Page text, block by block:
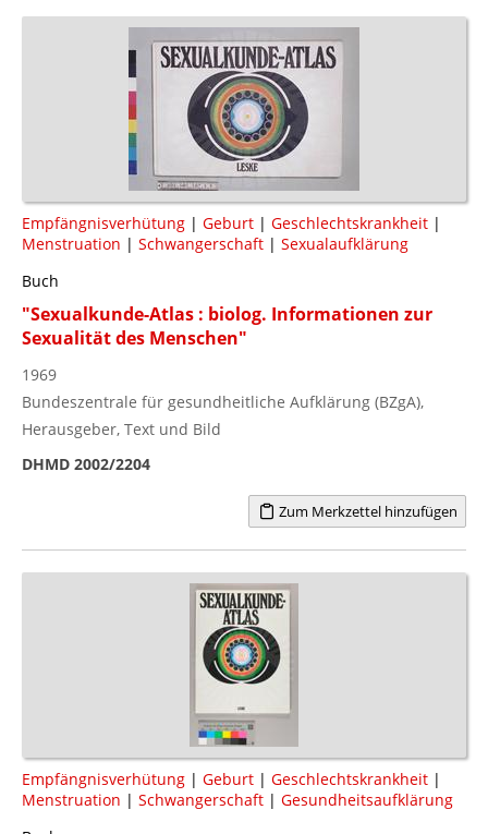
Empfängnisverhütung | Geburt | Geschlechtskrankheit |
Menstruation | Schwangerschaft | Sexualaufklärung
Buch
"Sexualkunde-Atlas : biolog. Informationen zur
Sexualität des Menschen"
1969
Bundeszentrale für gesundheitliche Aufklärung (BZgA),
Herausgeber, Text und Bild
DHMD 2002/2204
Zum Merkzettel hinzufügen
Empfängnisverhütung | Geburt | Geschlechtskrankheit |
Menstruation | Schwangerschaft | Gesundheitsaufklärung